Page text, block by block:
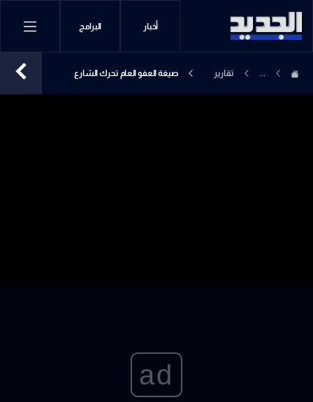
أخبار البرامج
...
تقارير
صيغة العفو العام تحرك الشارع
ad